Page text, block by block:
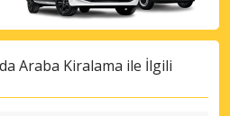
Araba Kiralama ile İlgili